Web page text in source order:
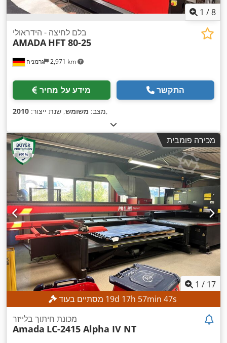
1 /8
גרמניה 2,971 km
בלם לחיצה - הידראולי
AMADA HFT 80-25
מידע על מחיר התקשר
מצב: משומש, שנת ייצור: 2010 ,
מכירה פומבית
1 / 17
19d 17h 57min 45s
מכונת חיתוך בלייזר
Amada LC-2415 Alpha IV NT